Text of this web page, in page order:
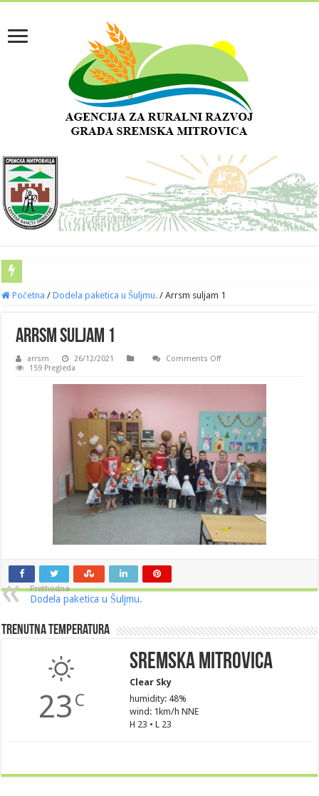
Početna / Dodela paketica u Šuljmu. / Arrsm suljam 1
Arrsm suljam 1
arrsm 26/12/2021 Comments Offon
1
159 Pregleda
Prethodna
Dodela paketica u Šuljmu.
Trenutna Temperatura
23 C
Sremska Mitrovica
Clear Sky
humidity: 48%
wind: 1km/h NNE
H 23 • L 23